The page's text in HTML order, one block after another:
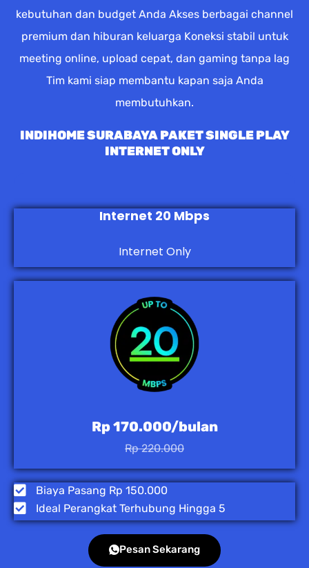
kebutuhan dan budget Anda Akses berbagai channel
premium dan hiburan keluarga Koneksi stabil untuk
meeting online, upload cepat, dan gaming tanpa lag
Tim kami siap membantu kapan saja Anda
membutuhkan.
INDIHOME SURABAYA PAKET SINGLE PLAY
INTERNET ONLY
Internet 20 Mbps
Internet Only
Rp 170.000/bulan
Rp 220.000
Biaya Pasang Rp 150.000
Ideal Perangkat Terhubung Hingga 5
Pesan Sekarang